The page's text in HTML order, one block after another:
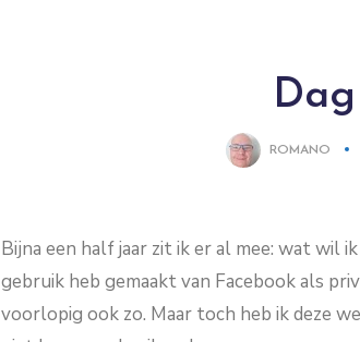
ROMANO
Bijna een half jaar zit ik er al mee: wat wil
gebruik heb gemaakt van Facebook als
voorlopig ook zo. Maar toch heb ik deze